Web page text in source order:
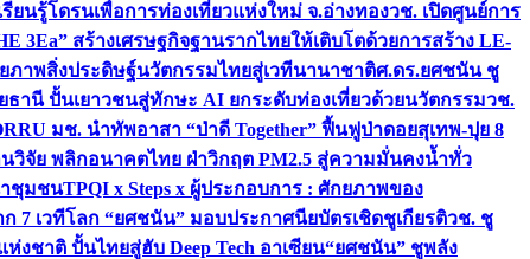
ยนรู้โดรนเพื่อการท่องเที่ยวแห่งใหม่ จ.อ่างทองวช. เปิดศูนย์การ
3Ea” สร้างเศรษฐกิจฐานรากไทยให้เติบโตด้วยการสร้าง LE-
ยภาพสิ่งประดิษฐ์นวัตกรรมไทยสู่เวทีนานาชาติศ.ดร.ยศชนัน ชู
ธานี ปั้นเยาวชนสู่ทักษะ AI ยกระดับท่องเที่ยวด้วยนวัตกรรมวช.
มช. นำทัพอาสา “ป่าดี Together” ฟื้นฟูป่าดอยสุเทพ-ปุย 8
วิจัย พลิกอนาคตไทย ฝ่าวิกฤต PM2.5 สู่ความมั่นคงน้ำทั่ว
าชุมชนTPQI x Steps x ผู้ประกอบการ : ศักยภาพของ
7 เวทีโลก “ยศชนัน” มอบประกาศนียบัตรเชิดชูเกียรติวช. ชู
งชาติ ปั้นไทยสู่ฮับ Deep Tech อาเซียน“ยศชนัน” ชูพลัง